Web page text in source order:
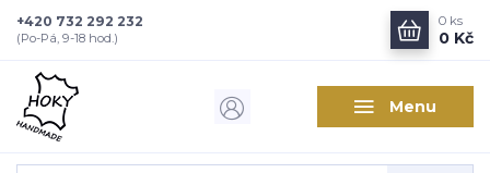
Menu
+420 732 292 232
(Po-Pá, 9-18 hod.)
0 ks
0 Kč